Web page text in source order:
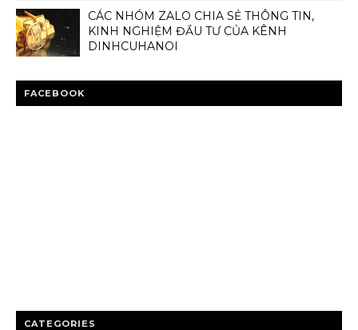
CÁC NHÓM ZALO CHIA SẺ THÔNG TIN,
KINH NGHIỆM ĐẦU TƯ CỦA KÊNH
DINHCUHANOI
FACEBOOK
CATEGORIES